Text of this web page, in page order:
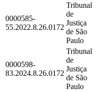
0000585-
55.2022.8.26.0172
Tribunal
de
Justiça
de São
Paulo
0000598-
83.2024.8.26.0172
Tribunal
de
Justiça
de São
Paulo